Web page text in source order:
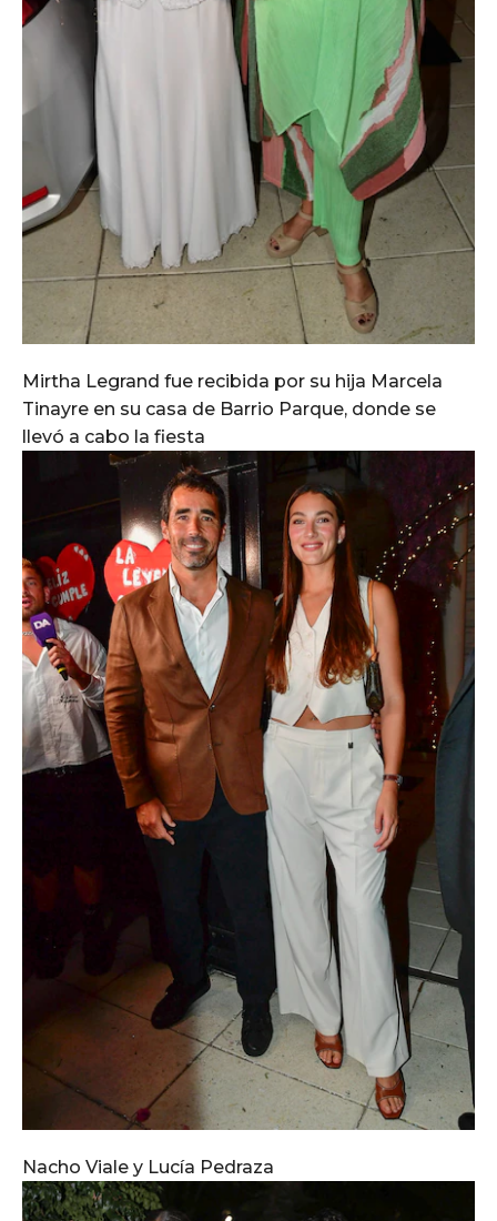
Mirtha Legrand fue recibida por su hija Marcela
Tinayre en su casa de Barrio Parque, donde se
llevó a cabo la fiesta
Nacho Viale y Lucía Pedraza